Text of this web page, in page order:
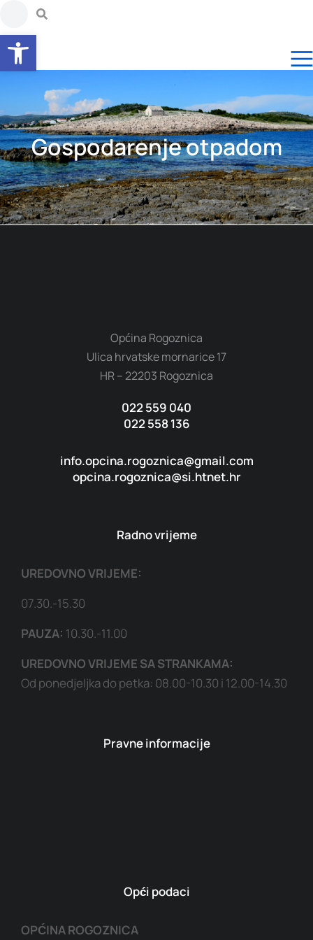
Gospodarenje otpadom
Općina Rogoznica
Ulica hrvatske mornarice 17
HR – 22203 Rogoznica
022 559 040
022 558 136
info.opcina.rogoznica@gmail.com
opcina.rogoznica@si.htnet.hr
Radno vrijeme
UREDOVNO VRIJEME:
07.30.-15.30
PAUZA: 10.30.-11.00
UREDOVNO VRIJEME SA STRANKAMA:
Od ponedjeljka do petka: 08.00-10.30 i 12.00-14.30
Pravne informacije
Opći podaci
OPĆINA ROGOZNICA
Open toolbar